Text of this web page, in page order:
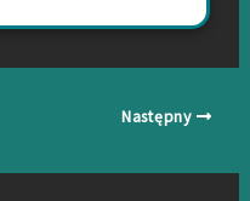
Następny